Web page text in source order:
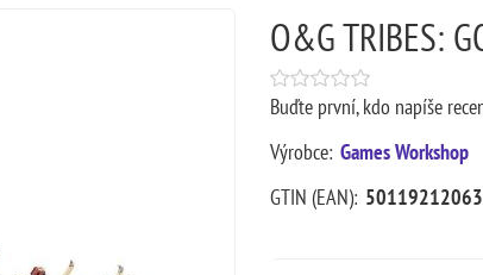
O&G TRIBES:
Buďte první, kdo napíše
Výrobce: Games Workshop
GTIN (EAN):